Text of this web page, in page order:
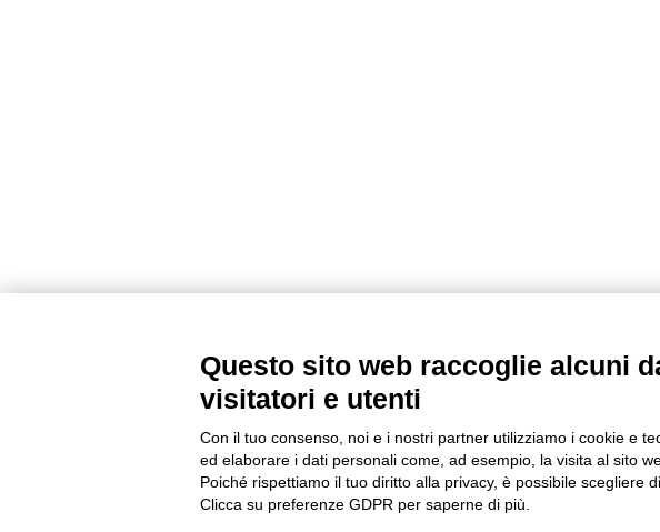
Questo sito web raccoglie alcuni
visitatori e utenti
Con il tuo consenso, noi e i nostri partner utilizziamo i cookie e
ed elaborare i dati personali come, ad esempio, la visita al sito
Poiché rispettiamo il tuo diritto alla privacy, è possibile scegliere
Clicca su preferenze GDPR per saperne di più.